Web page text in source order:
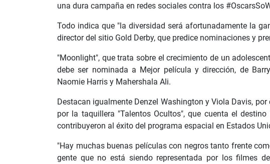
una dura campaña en redes sociales contra los
Todo indica que "la diversidad será afortunadamente la
director del sitio Gold Derby, que predice nominaciones y
"Moonlight", que trata sobre el crecimiento de un
debe ser nominada a Mejor película y dirección, de
Naomie Harris y Mahershala Ali.
Destacan igualmente Denzel Washington y Viola Davis,
por la taquillera "Talentos Ocultos", que cuenta el
contribuyeron al éxito del programa espacial en Estados
"Hay muchas buenas películas con negros tanto frente
gente que no está siendo representada por los filmes